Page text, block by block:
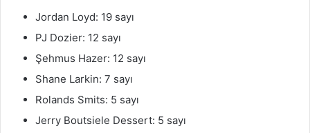
Jordan Loyd: 19 sayı
PJ Dozier: 12 sayı
Şehmus Hazer: 12 sayı
Shane Larkin: 7 sayı
Rolands Smits: 5 sayı
Jerry Boutsiele Dessert: 5 sayı